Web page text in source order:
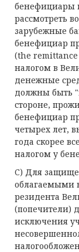
бенефициары
рассмотреть
зарубежные
бенефициар
(the remittance
налогом в
денежные
должны быть
стороне,
бенефициар
четырех лет,
года скорее
налогом у
C) Для
облагаемыми
резидента
(попечители)
исключения